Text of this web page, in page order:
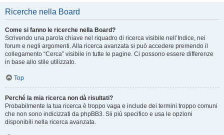
Ricerche nella Board
Come si fanno le ricerche nella Board?
Scrivendo una parola chiave nel riquadro di ricerca visibile nell’Indice, nei
forum e negli argomenti. Alla ricerca avanzata si può accedere premendo il
collegamento “Cerca” visibile in tutte le pagine. Ci possono essere differenze
in base allo stile utilizzato.
Top
Perché la mia ricerca non dà risultati?
Probabilmente la tua ricerca è troppo vaga e include dei termini troppo comuni
che non sono indicizzati da phpBB3. Sii più specifico e usa le opzioni
disponibili nella ricerca avanzata.